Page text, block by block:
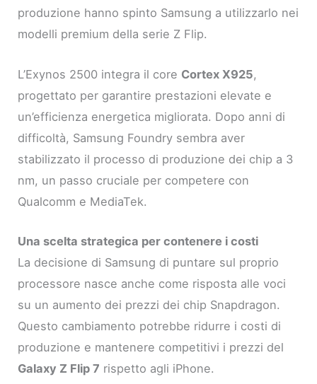
produzione hanno spinto Samsung a utilizzarlo nei
modelli premium della serie Z Flip.
L’Exynos 2500 integra il core Cortex X925,
progettato per garantire prestazioni elevate e
un’efficienza energetica migliorata. Dopo anni di
difficoltà, Samsung Foundry sembra aver
stabilizzato il processo di produzione dei chip a 3
nm, un passo cruciale per competere con
Qualcomm e MediaTek.
Una scelta strategica per contenere i costi
La decisione di Samsung di puntare sul proprio
processore nasce anche come risposta alle voci
su un aumento dei prezzi dei chip Snapdragon.
Questo cambiamento potrebbe ridurre i costi di
produzione e mantenere competitivi i prezzi del
Galaxy Z Flip 7 rispetto agli iPhone.